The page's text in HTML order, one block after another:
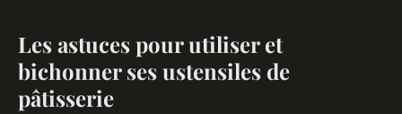
Les astuces pour utiliser et
bichonner ses ustensiles de
pâtisserie